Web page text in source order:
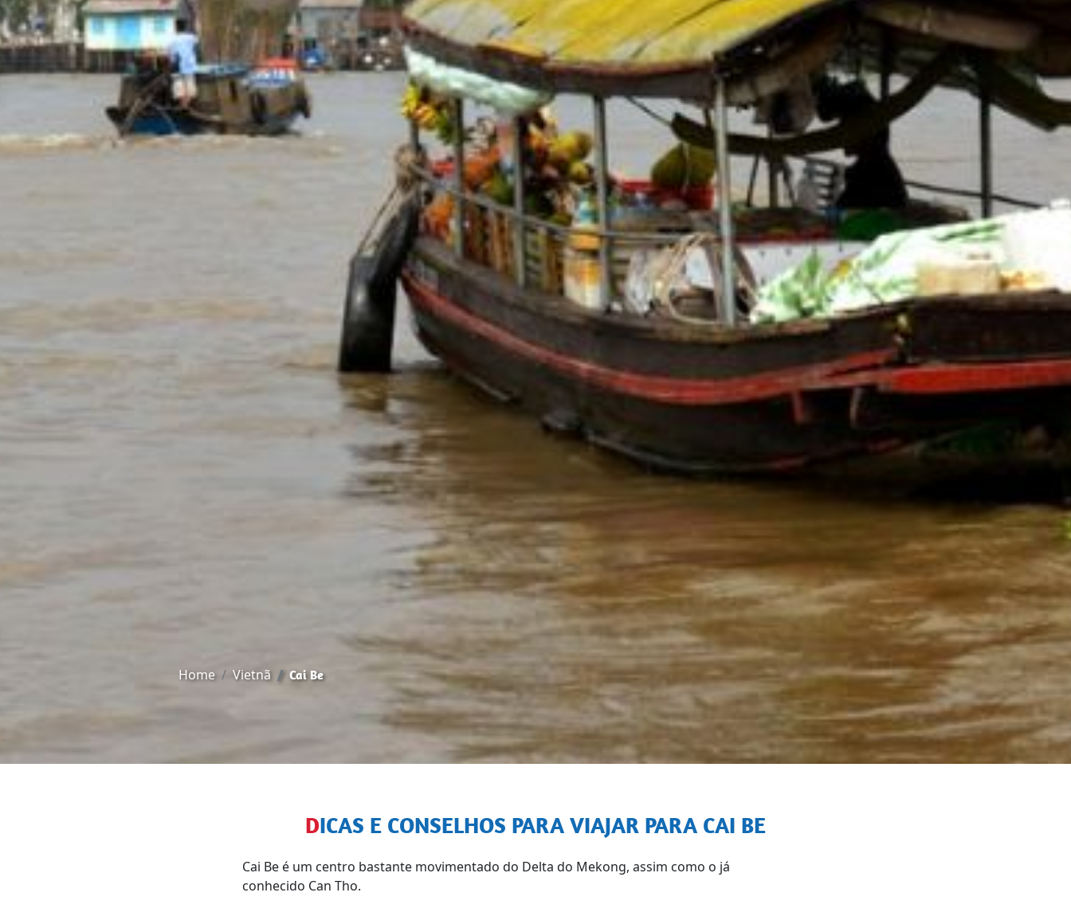
Home Vietnã Cai Be
DICAS E CONSELHOS PARA VIAJAR PARA CAI BE
Cai Be é um centro bastante movimentado do Delta do Mekong, assim como o já
conhecido Can Tho.